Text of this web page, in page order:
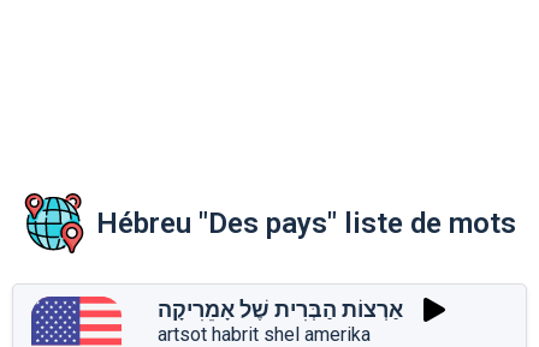
Hébreu "Des pays" liste de mots
אַרְצוֹת הַבְּרִית שֶׁל אָמֵרִיקָה
artsot habrit shel amerika